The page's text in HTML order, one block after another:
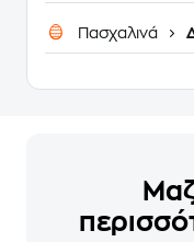
Πασχαλινά